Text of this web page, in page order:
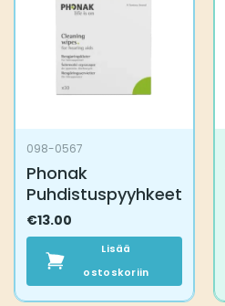
098-0567
Phonak
Puhdistuspyyhkeet
€13.00
Lisää
ostoskoriin